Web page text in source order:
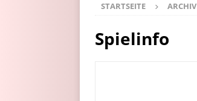
STARTSEITE ARCHIV
Spielinfo